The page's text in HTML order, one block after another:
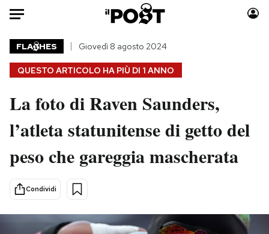
Auto
HOME
Italia
Politica
Tecnologia
Scienza
Economia
Moda
Consumismi
Storie/Idee
Altrecose
QUESTO ARTICOLO HA PIÙ DI 1 ANNO
FLA HES Giovedì 8 agosto 2024
La foto di Raven Saunders,
l’atleta statunitense di getto del
peso che gareggia mascherata
Condividi